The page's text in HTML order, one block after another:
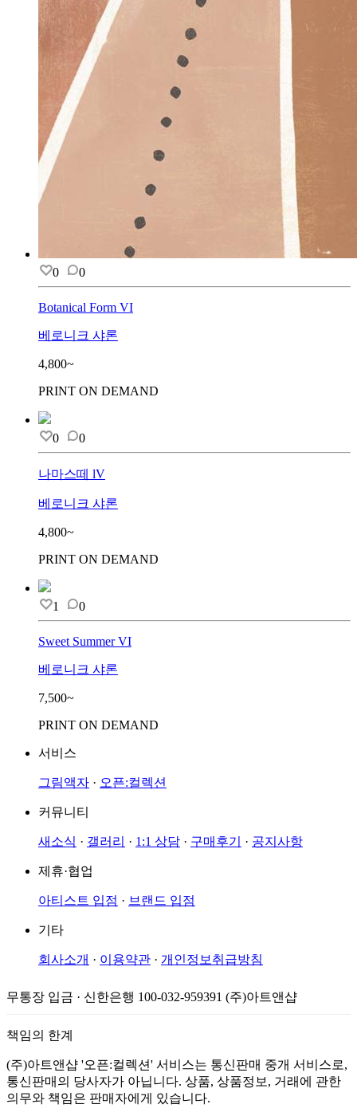
0 0
Botanical Form VI
베로니크 샤론
4,800~
PRINT ON DEMAND
0 0
나마스떼 lV
베로니크 샤론
4,800~
PRINT ON DEMAND
1 0
Sweet Summer VI
베로니크 샤론
7,500~
PRINT ON DEMAND
서비스
그림액자 · 오픈:컬렉션
커뮤니티
새소식 · 갤러리 · 1:1 상담 · 구매후기 · 공지사항
제휴·협업
아티스트 입점 · 브랜드 입점
기타
회사소개 · 이용약관 · 개인정보취급방침
무통장 입금 · 신한은행 100-032-959391 (주)아트앤샵
책임의 한계
(주)아트앤샵 '오픈:컬렉션' 서비스는 통신판매 중개 서비스로,
통신판매의 당사자가 아닙니다. 상품, 상품정보, 거래에 관한
의무와 책임은 판매자에게 있습니다.